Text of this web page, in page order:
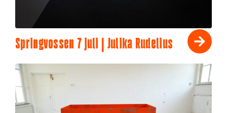
Springvossen 7 juli | Julika Rudelius